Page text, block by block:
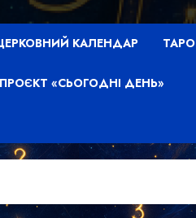
КАЛЕНДАР ТАРО
«СЬОГОДНІ ДЕНЬ»